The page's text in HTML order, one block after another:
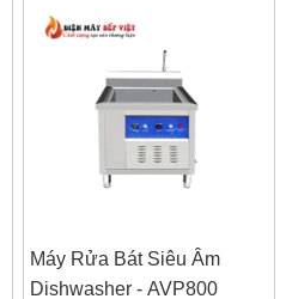
Máy Rửa Bát Siêu Âm
Dishwasher - AVP800